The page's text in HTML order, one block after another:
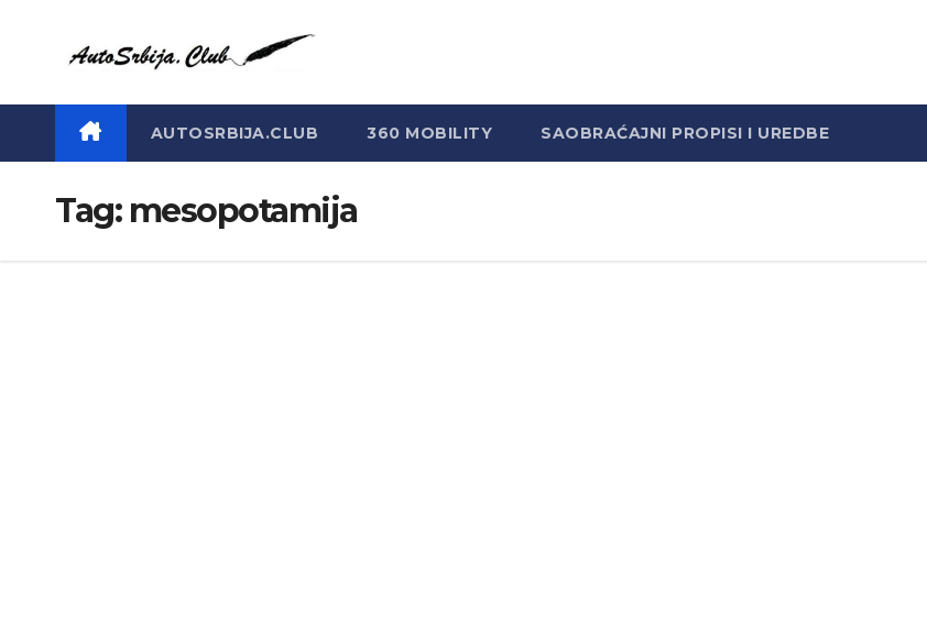
AUTOSRBIJA.CLUB 360 MOBILITY SAOBRAĆAJNI PROPISI I UREDBE
Tag: mesopotamija